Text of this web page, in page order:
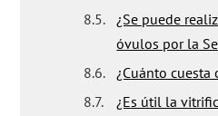
8.5.
¿Se puede
óvulos por la
8.6.
¿Cuánto
8.7.
¿Es útil la